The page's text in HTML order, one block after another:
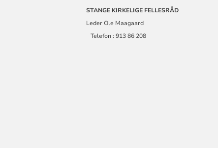
STANGE KIRKELIGE FELLESRÅD
Leder Ole Maagaard
Telefon : 913 86 208